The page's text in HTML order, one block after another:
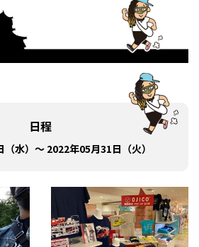
日程
水）～ 2022年05月31日（火）